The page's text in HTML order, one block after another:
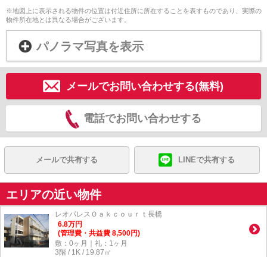
※地図上に表示される物件の位置は付近住所に所在することを表すものであり、実際の
物件所在地とは異なる場合がございます。
パノラマ写真を表示
メールでお問い合わせする(無料)
電話でお問い合わせする
メールで共有する LINEで共有する
エリアの近い物件
レオパレスＯａｋｃｏｕｒｔ長橋
6.8万円
(管理費・共益費 8,500円)
敷：0ヶ月｜礼：1ヶ月
3階 / 1K / 19.87㎡